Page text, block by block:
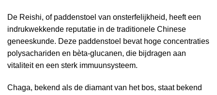
De Reishi, of paddenstoel van onsterfelijkheid, heeft een
indrukwekkende reputatie in de traditionele Chinese
geneeskunde. Deze paddenstoel bevat hoge concentraties
polysachariden en bèta-glucanen, die bijdragen aan
vitaliteit en een sterk immuunsysteem.
Chaga, bekend als de diamant van het bos, staat bekend